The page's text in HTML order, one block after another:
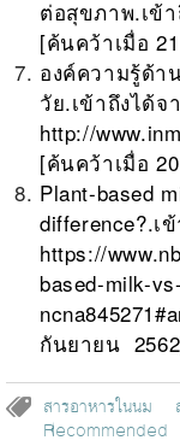
ต่อสุขภาพ.เข้
[ค้นคว้าเมื่อ
องค์ความรู้ด้า
วัย.เข้าถึงได้จ
http://
[ค้นคว้าเมื่อ
Plant-based
difference?.เ
https://
based-milk-
กันยายน
สารอาหารในนม
Recommended